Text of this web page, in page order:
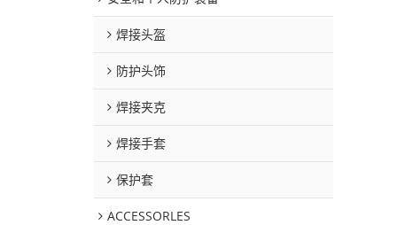
焊接头盔
防护头饰
焊接夹克
焊接手套
保护套
ACCESSORLES